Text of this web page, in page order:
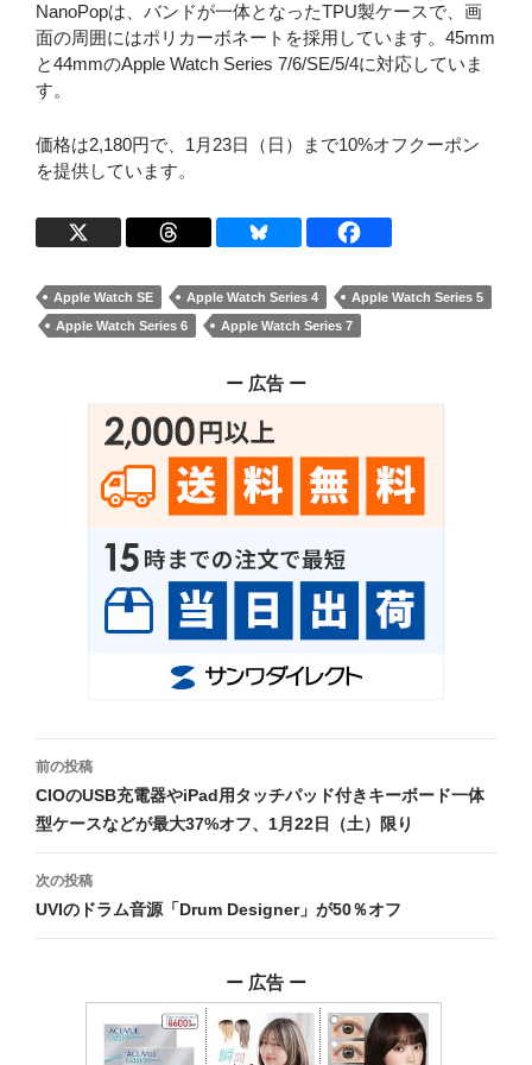
NanoPopは、バンドが一体となったTPU製ケースで、画
面の周囲にはポリカーボネートを採用しています。45mm
と44mmのApple Watch Series 7/6/SE/5/4に対応していま
す。
価格は2,180円で、1月23日（日）まで10%オフクーポン
を提供しています。
Apple Watch SE Apple Watch Series 4
Apple Watch Series 5
Apple Watch Series 6
Apple Watch Series 7
ー 広告 ー
投
稿
ナ
ビ
ゲ
前の投稿
CIOのUSB充電器やiPad用タッチパッド付きキーボード一体
型ケースなどが最大37%オフ、1月22日（土）限り
次の投稿
UVIのドラム音源「Drum Designer」が50％オフ
ー 広告 ー